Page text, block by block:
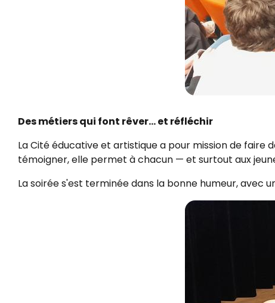
Des métiers qui font rêver… et réfléchir
La Cité éducative et artistique a pour mission de
témoigner, elle permet à chacun — et surtout aux
La soirée s'est terminée dans la bonne humeur, avec